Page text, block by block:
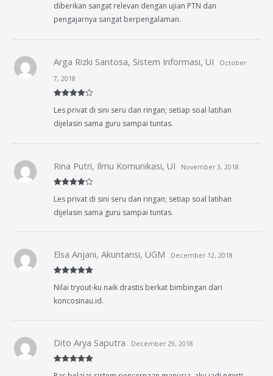
diberikan sangat relevan dengan ujian PTN dan
pengajarnya sangat berpengalaman.
out of 5
Arga Rizki Santosa, Sistem Informasi, UI
October
7, 2018
Les privat di sini seru dan ringan; setiap soal latihan
dijelasin sama guru sampai tuntas.
out of 5
Rina Putri, Ilmu Komunikasi, UI November 3, 2018
Les privat di sini seru dan ringan; setiap soal latihan
dijelasin sama guru sampai tuntas.
of 5
Elsa Anjani, Akuntansi, UGM December 12, 2018
Nilai tryout-ku naik drastis berkat bimbingan dari
koncosinau.id.
Dito Arya Saputra December 29, 2018